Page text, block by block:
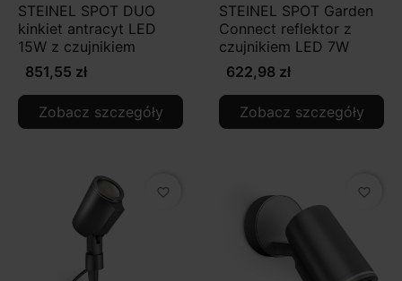
STEINEL SPOT DUO
kinkiet antracyt LED
15W z czujnikiem
851,55 zł
Zobacz szczegóły
STEINEL SPOT Garden
Connect reflektor z
czujnikiem LED 7W
622,98 zł
Zobacz szczegóły
favorite_border favorite_border